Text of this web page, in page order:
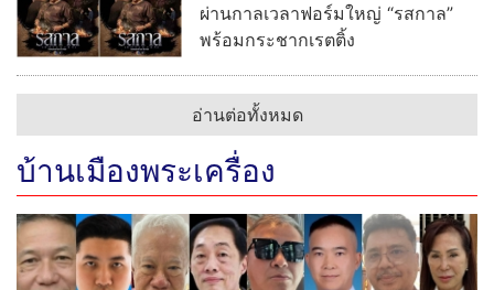
ผ่านกาลเวลาฟอร์มใหญ่ “รสกาล”
พร้อมกระชากเรตติ้ง
อ่านต่อทั้งหมด
บ้านเมืองพระเครื่อง